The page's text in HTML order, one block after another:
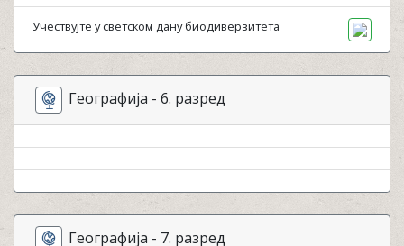
Учествујте у светском дану биодиверзитета
Географија - 6. разред
Географија - 7. разред